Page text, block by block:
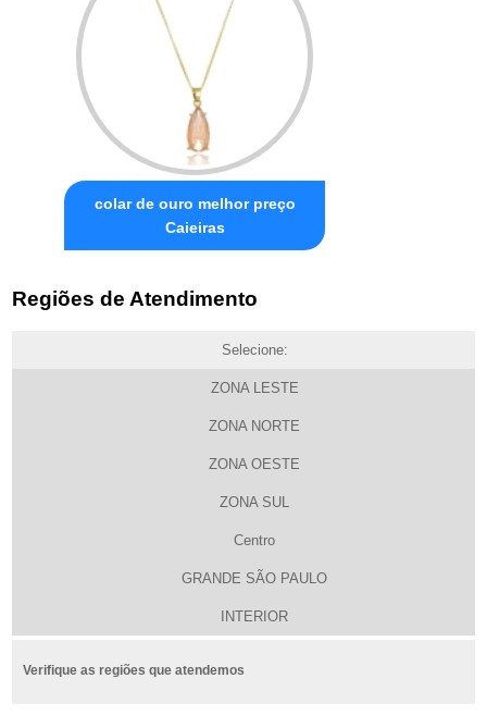
colar de ouro melhor preço
Caieiras
Regiões de Atendimento
Selecione:
ZONA LESTE
ZONA NORTE
ZONA OESTE
ZONA SUL
Centro
GRANDE SÃO PAULO
INTERIOR
Verifique as regiões que atendemos